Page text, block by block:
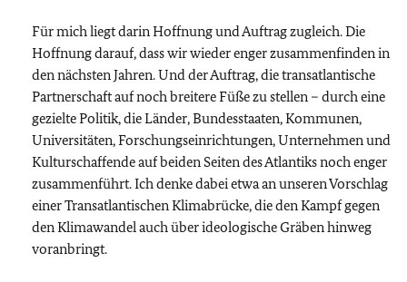
Für mich liegt darin Hoffnung und Auftrag zugleich. Die
Hoffnung darauf, dass wir wieder enger zusammenfinden in
den nächsten Jahren. Und der Auftrag, die transatlantische
Partnerschaft auf noch breitere Füße zu stellen – durch eine
gezielte Politik, die Länder, Bundesstaaten, Kommunen,
Universitäten, Forschungseinrichtungen, Unternehmen und
Kulturschaffende auf beiden Seiten des Atlantiks noch enger
zusammenführt. Ich denke dabei etwa an unseren Vorschlag
einer Transatlantischen Klimabrücke, die den Kampf gegen
den Klimawandel auch über ideologische Gräben hinweg
voranbringt.